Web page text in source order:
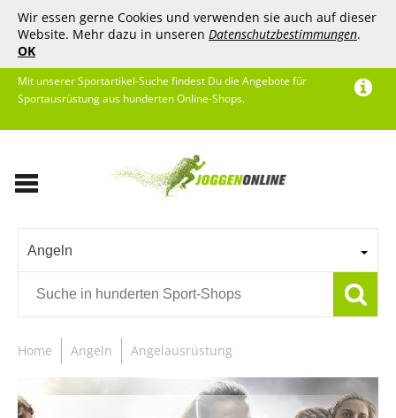
Wir essen gerne Cookies und verwenden sie auch auf dieser
Website. Mehr dazu in unseren Datenschutzbestimmungen.
OK
Mit unserer Sportartikel-Suche findest Du die Angebote für
Sportausrüstung aus hunderten Online-Shops.
Angeln
Home Angeln Angelausrüstung